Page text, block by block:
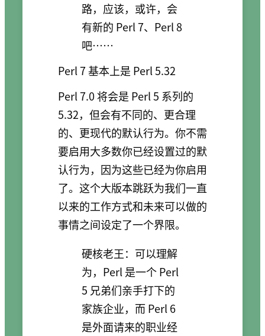
路，应该，或许，会
有新的 Perl 7、Perl 8
吧……
Perl 7 基本上是 Perl 5.32
Perl 7.0 将会是 Perl 5 系列的
5.32，但会有不同的、更合理
的、更现代的默认行为。你不需
要启用大多数你已经设置过的默
认行为，因为这些已经为你启用
了。这个大版本跳跃为我们一直
以来的工作方式和未来可以做的
事情之间设定了一个界限。
硬核老王：可以理解
为，Perl 是一个 Perl
5 兄弟们亲手打下的
家族企业，而 Perl 6
是外面请来的职业经